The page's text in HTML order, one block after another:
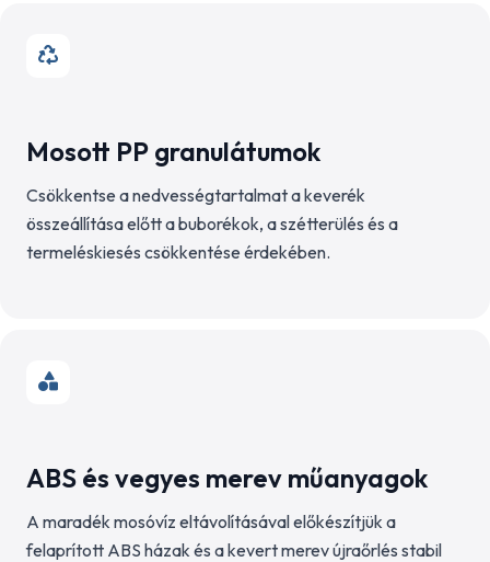
Mosott PP granulátumok
Csökkentse a nedvességtartalmat a keverék
összeállítása előtt a buborékok, a szétterülés és a
termeléskiesés csökkentése érdekében.
ABS és vegyes merev műanyagok
A maradék mosóvíz eltávolításával előkészítjük a
felaprított ABS házak és a kevert merev újraőrlés stabil